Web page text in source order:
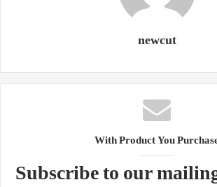
newcut
With Product You
Subscribe to our